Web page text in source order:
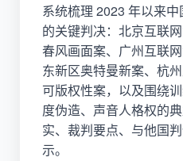
系统梳理 2023 年以来
的关键判决：北京互联
春风画面案、广州互联
东新区奥特曼新案、杭
可版权性案，以及围绕
度伪造、声音人格权的
实、裁判要点、与他国
示。